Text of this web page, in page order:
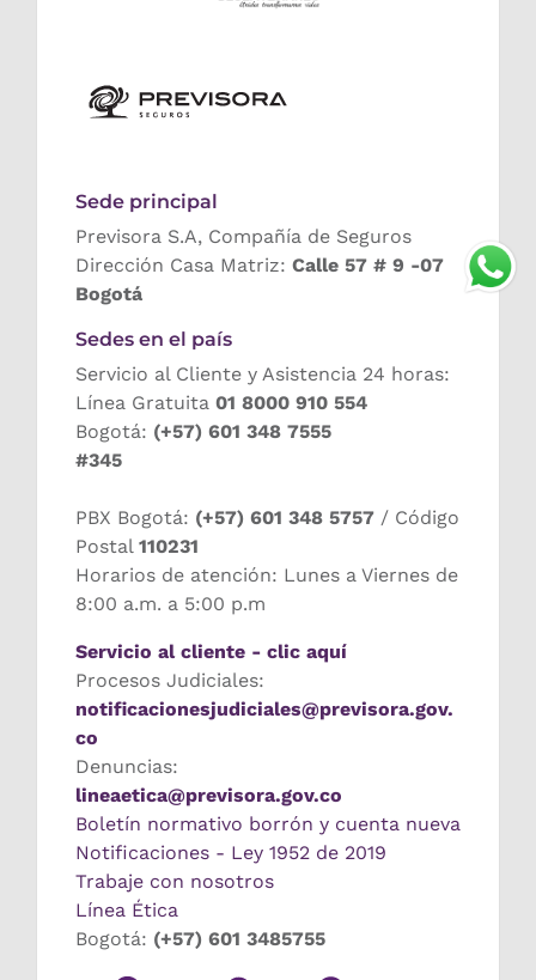
Sede principal
Previsora S.A, Compañía de Seguros
Dirección Casa Matriz: Calle 57 # 9 -07
Bogotá
Sedes en el país
Servicio al Cliente y Asistencia 24 horas:
Línea Gratuita 01 8000 910 554
Bogotá: (+57) 601 348 7555
#345
PBX Bogotá: (+57) 601 348 5757 / Código
Postal 110231
Horarios de atención: Lunes a Viernes de
8:00 a.m. a 5:00 p.m
Servicio al cliente - clic aquí
Procesos Judiciales:
notificacionesjudiciales@previsora.gov.
co
Denuncias:
lineaetica@previsora.gov.co
Boletín normativo borrón y cuenta nueva
Notificaciones - Ley 1952 de 2019
Trabaje con nosotros
Línea Ética
Bogotá: (+57) 601 3485755